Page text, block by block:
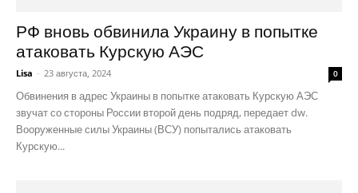
РФ вновь обвинила Украину в попытке
атаковать Курскую АЭС
Lisa - 23 августа, 2024 0
Обвинения в адрес Украины в попытке атаковать Курскую АЭС
звучат со стороны России второй день подряд, передает dw.
Вооруженные силы Украины (ВСУ) попытались атаковать
Курскую...